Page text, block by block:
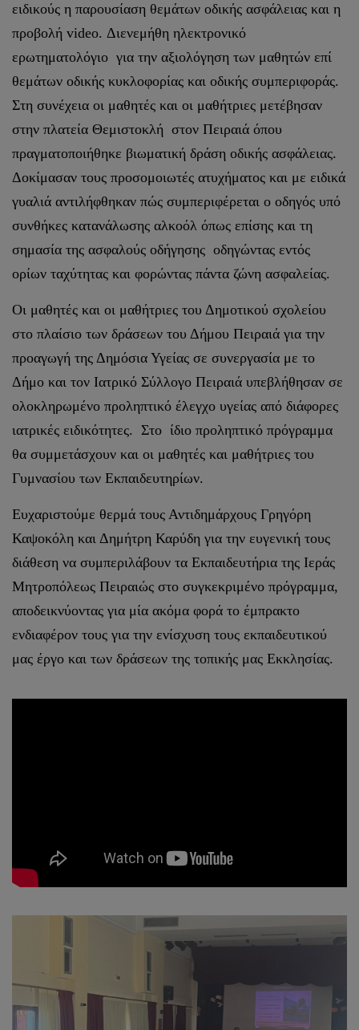
ειδικούς η παρουσίαση θεμάτων οδικής ασφάλειας και η
προβολή video. Διενεμήθη ηλεκτρονικό
ερωτηματολόγιο για την αξιολόγηση των μαθητών επί
θεμάτων οδικής κυκλοφορίας και οδικής συμπεριφοράς.
Στη συνέχεια οι μαθητές και οι μαθήτριες μετέβησαν
στην πλατεία Θεμιστοκλή στον Πειραιά όπου
πραγματοποιήθηκε βιωματική δράση οδικής ασφάλειας.
Δοκίμασαν τους προσομοιωτές ατυχήματος και με ειδικά
γυαλιά αντιλήφθηκαν πώς συμπεριφέρεται ο οδηγός υπό
συνθήκες κατανάλωσης αλκοόλ όπως επίσης και τη
σημασία της ασφαλούς οδήγησης οδηγώντας εντός
ορίων ταχύτητας και φορώντας πάντα ζώνη ασφαλείας.
Οι μαθητές και οι μαθήτριες του Δημοτικού σχολείου
στο πλαίσιο των δράσεων του Δήμου Πειραιά για την
προαγωγή της Δημόσια Υγείας σε συνεργασία με το
Δήμο και τον Ιατρικό Σύλλογο Πειραιά υπεβλήθησαν σε
ολοκληρωμένο προληπτικό έλεγχο υγείας από διάφορες
ιατρικές ειδικότητες. Στο ίδιο προληπτικό πρόγραμμα
θα συμμετάσχουν και οι μαθητές και μαθήτριες του
Γυμνασίου των Εκπαιδευτηρίων.
Ευχαριστούμε θερμά τους Αντιδημάρχους Γρηγόρη
Καψοκόλη και Δημήτρη Καρύδη για την ευγενική τους
διάθεση να συμπεριλάβουν τα Εκπαιδευτήρια της Ιεράς
Μητροπόλεως Πειραιώς στο συγκεκριμένο πρόγραμμα,
αποδεικνύοντας για μία ακόμα φορά το έμπρακτο
ενδιαφέρον τους για την ενίσχυση τους εκπαιδευτικού
μας έργο και των δράσεων της τοπικής μας Εκκλησίας.